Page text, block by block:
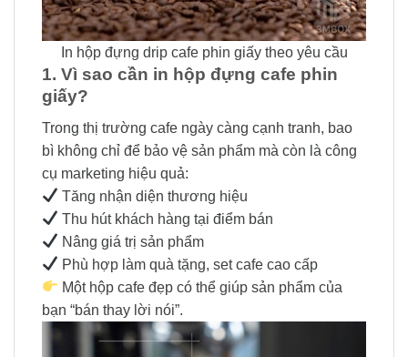
In hộp đựng drip cafe phin giấy theo yêu cầu
1. Vì sao cần in hộp đựng cafe phin
giấy?
Trong thị trường cafe ngày càng cạnh tranh, bao
bì không chỉ để bảo vệ sản phẩm mà còn là công
cụ marketing hiệu quả:
Tăng nhận diện thương hiệu
Thu hút khách hàng tại điểm bán
Nâng giá trị sản phẩm
Phù hợp làm quà tặng, set cafe cao cấp
Một hộp cafe đẹp có thể giúp sản phẩm của
bạn “bán thay lời nói”.